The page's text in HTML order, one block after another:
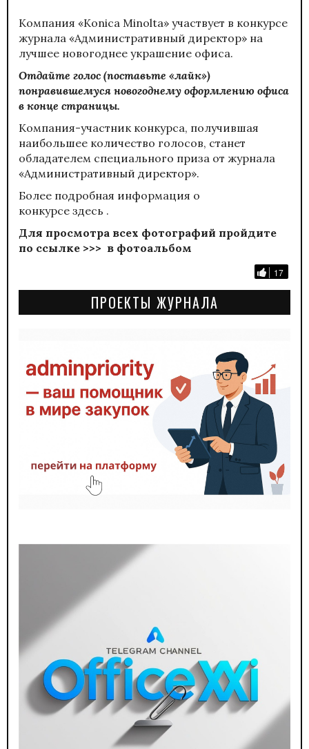
Компания «Konica Minolta» участвует в конкурсе
журнала «Административный директор» на
лучшее новогоднее украшение офиса.
Отдайте голос (поставьте «лайк»)
понравившемуся новогоднему оформлению офиса
в конце страницы.
Компания-участник конкурса, получившая
наибольшее количество голосов, станет
обладателем специального приза от журнала
«Административный директор».
Более подробная информация о
конкурсе здесь .
Для просмотра всех фотографий пройдите
по ссылке >>> в фотоальбом
17
ПРОЕКТЫ ЖУРНАЛА